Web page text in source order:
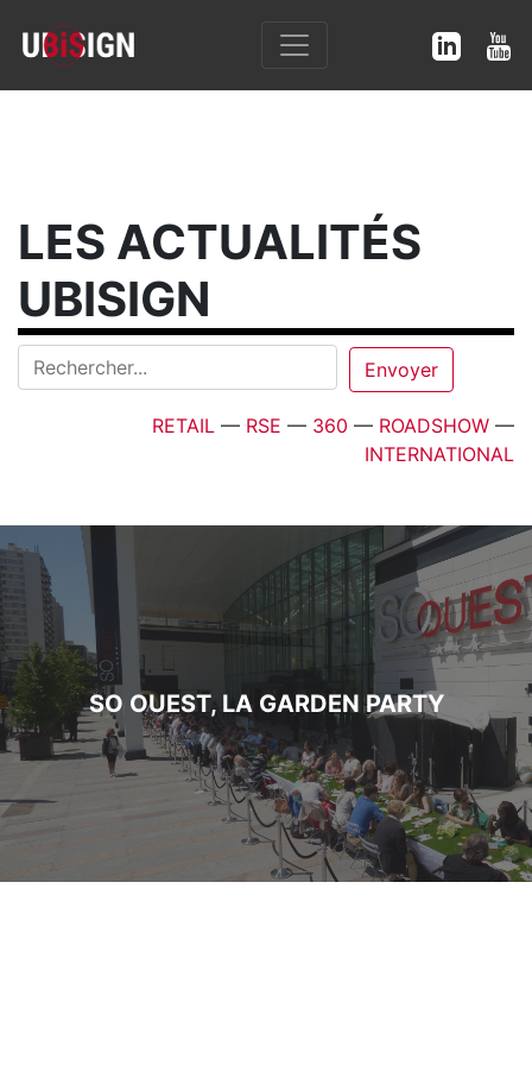
LES ACTUALITÉS
UBISIGN
RETAIL — RSE — 360 — ROADSHOW —
INTERNATIONAL
SO OUEST, LA GARDEN PARTY